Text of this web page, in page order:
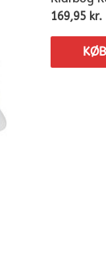
169,95 kr.